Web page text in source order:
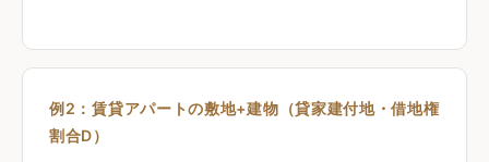
例2：賃貸アパートの敷地+建物（貸家建付地・借地権
割合D）